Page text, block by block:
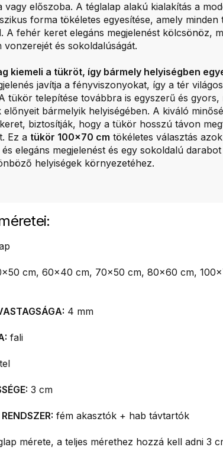
előszoba. A téglalap alakú kialakítás a
forma tökéletes egyesítése, amely minden
A fehér keret elegáns megjelenést kölcsönöz,
és sokoldalúságát.
kiemeli a tükröt, így bármely helyiségben
javítja a fényviszonyokat, így a tér
tükör telepítése továbbra is egyszerű és gyors,
bármelyik helyiségében. A kiváló
biztosítják, hogy a tükör hosszú távon
Ez a tükör 100x70 cm tökéletes választás
elegáns megjelenést és egy sokoldalú
helyiségek környezetéhez.
cm, 60x40 cm, 70x50 cm, 80x60 cm,
4 mm
fali
3 cm
fém akasztók + hab távtartók
mérete, a teljes mérethez hozzá kell adni 3